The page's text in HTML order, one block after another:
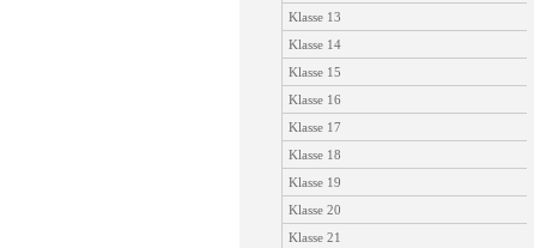
Klasse 13
Klasse 14
Klasse 15
Klasse 16
Klasse 17
Klasse 18
Klasse 19
Klasse 20
Klasse 21